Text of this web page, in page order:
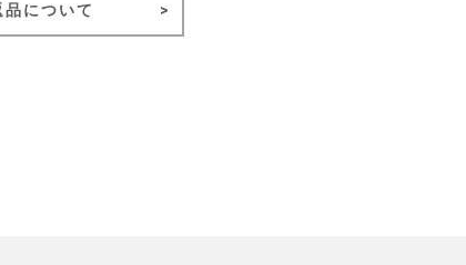
品について